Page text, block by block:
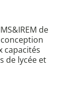
de
capacités
de lycée et